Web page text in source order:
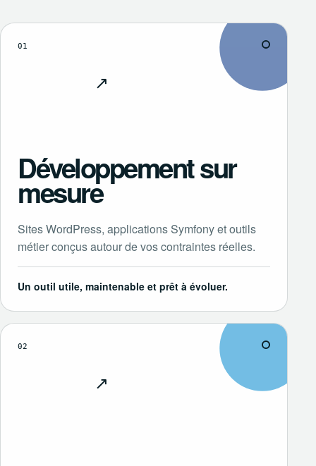
01
Développement sur
mesure
Sites WordPress, applications Symfony et outils
métier conçus autour de vos contraintes réelles.
Un outil utile, maintenable et prêt à évoluer.
↗
02
↗